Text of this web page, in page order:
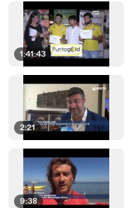
1:41:43
2:21
9:38